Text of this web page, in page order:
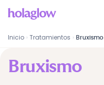
Inicio › Tratamientos › Bruxismo
Bruxismo